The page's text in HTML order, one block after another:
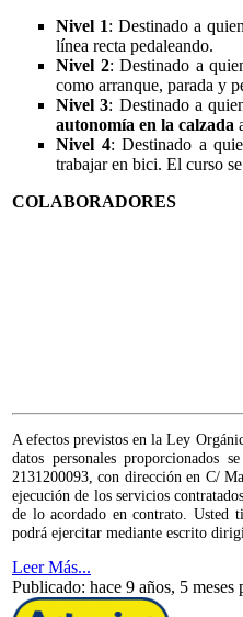
Nivel 1: Destinado a
línea recta pedaleando.
Nivel 2: Destinado a
como arranque, parada y
Nivel 3: Destinado a
autonomía en la calzada
Nivel 4: Destinado a
trabajar en bici. El curso
COLABORADORES
A efectos previstos en la Ley
datos personales proporcionados
2131200093, con dirección en C/
ejecución de los servicios
de lo acordado en contrato. Usted
podrá ejercitar mediante escrito
Leer Más...
Publicado: hace 9 años, 5 meses